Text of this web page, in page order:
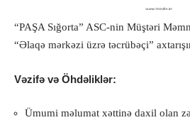
“PAŞA Sığorta” ASC-nin Müştəri
“Əlaqə mərkəzi üzrə təcrübəçi”
Vəzifə və Öhdəliklər:
Ümumi məlumat xəttinə daxil olan